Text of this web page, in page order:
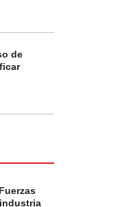
de